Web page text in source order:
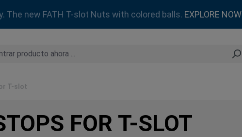
new FATH T-slot Nuts with colored balls. EXPLORE NOW
T-slot
FOR T-SLOT